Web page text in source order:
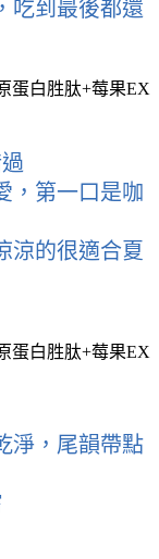
吃到最後都還
，第一口是咖
涼的很適合夏
淨，尾韻帶點